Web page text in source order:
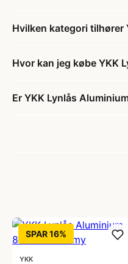
Hvilken kategori tilhører
Hvor kan jeg købe YKK
Er YKK Lynlås
SPAR 16%
YKK